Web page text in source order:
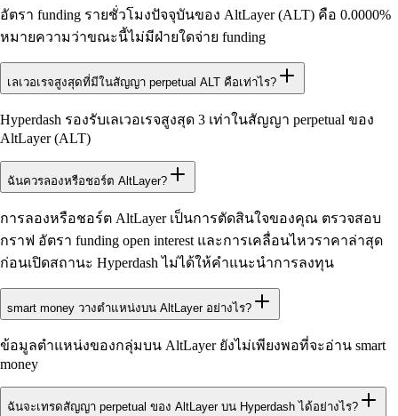
อัตรา funding รายชั่วโมงปัจจุบันของ AltLayer (ALT) คือ 0.0000%
หมายความว่าขณะนี้ไม่มีฝ่ายใดจ่าย funding
เลเวอเรจสูงสุดที่มีในสัญญา perpetual ALT คือเท่าไร?
Hyperdash รองรับเลเวอเรจสูงสุด 3 เท่าในสัญญา perpetual ของ
AltLayer (ALT)
ฉันควรลองหรือชอร์ต AltLayer?
การลองหรือชอร์ต AltLayer เป็นการตัดสินใจของคุณ ตรวจสอบ
กราฟ อัตรา funding open interest และการเคลื่อนไหวราคาล่าสุด
ก่อนเปิดสถานะ Hyperdash ไม่ได้ให้คำแนะนำการลงทุน
smart money วางตำแหน่งบน AltLayer อย่างไร?
ข้อมูลตำแหน่งของกลุ่มบน AltLayer ยังไม่เพียงพอที่จะอ่าน smart
money
ฉันจะเทรดสัญญา perpetual ของ AltLayer บน Hyperdash ได้อย่างไร?